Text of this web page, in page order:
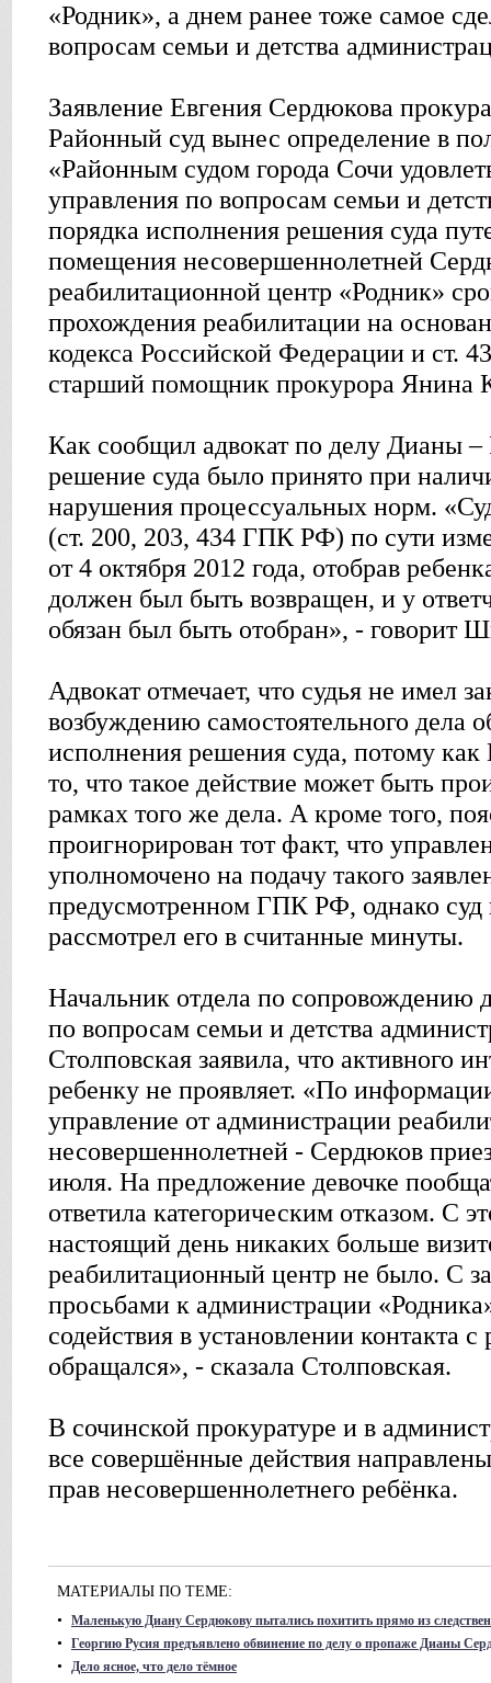
«Родник», а днем ранее тоже самое
вопросам семьи и детства
Заявление Евгения Сердюкова
Районный суд вынес определение в
«Районным судом города Сочи
управления по вопросам семьи и
порядка исполнения решения суда
помещения несовершеннолетней
реабилитационной центр «Родник»
прохождения реабилитации на
кодекса Российской Федерации и ст.
старший помощник прокурора Янина
Как сообщил адвокат по делу Дианы
решение суда было принято при
нарушения процессуальных норм.
(ст. 200, 203, 434 ГПК РФ) по сути
от 4 октября 2012 года, отобрав
должен был быть возвращен, и у
обязан был быть отобран», - говорит
Адвокат отмечает, что судья не имел
возбуждению самостоятельного дела
исполнения решения суда, потому
то, что такое действие может быть
рамках того же дела. А кроме того,
проигнорирован тот факт, что
уполномочено на подачу такого
предусмотренном ГПК РФ, однако суд
рассмотрел его в считанные минуты.
Начальник отдела по сопровождению
по вопросам семьи и детства
Столповская заявила, что активного
ребенку не проявляет. «По
управление от администрации
несовершеннолетней - Сердюков
июля. На предложение девочке
ответила категорическим отказом. С
настоящий день никаких больше
реабилитационный центр не было. С
просьбами к администрации
содействия в установлении контакта
обращался», - сказала Столповская.
В сочинской прокуратуре и в
все совершённые действия
прав несовершеннолетнего ребёнка.
МАТЕРИАЛЫ ПО ТЕМЕ:
• Маленькую Диану Сердюкову пытались похитить прямо из
• Георгию Русия предъявлено обвинение по делу о пропаже Дианы
• Дело ясное, что дело тёмное